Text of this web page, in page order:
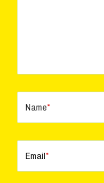
Name*
Email*